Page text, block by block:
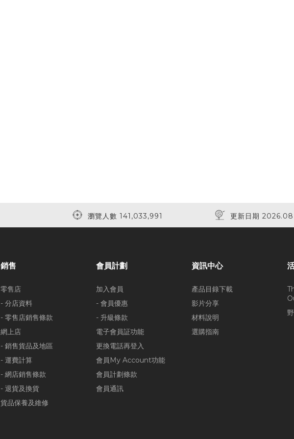
瀏覽人數 141,033,991 更新日期
銷售
零售店
- 分店資料
- 零售店銷售條款
網上店
- 銷售貨品及地區
- 運費計算
- 網店銷售條款
- 退貨及換貨
貨品保養及維修
會員計劃
加入會員
- 會員優惠
- 升級條款
電子會員証功能
更換電話再登入
會員My Account功能
會員計劃條款
會員通訊
資訊中心
產品目錄下載
影片分享
材料說明
選購指南